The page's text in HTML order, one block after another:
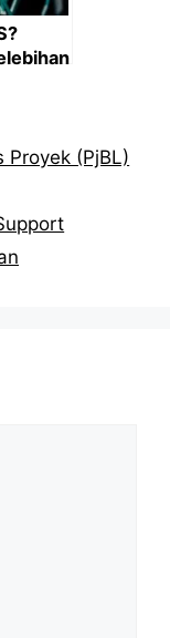
Proyek (PjBL)